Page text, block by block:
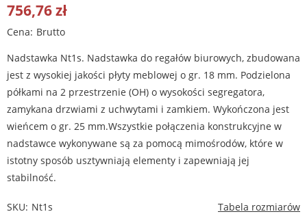
756,76 zł
Cena Brutto
Nadstawka Nt1s. Nadstawka do regałów biurowych, zbudowana
jest z wysokiej jakości płyty meblowej o gr. 18 mm. Podzielona
półkami na 2 przestrzenie (OH) o wysokości segregatora,
zamykana drzwiami z uchwytami i zamkiem. Wykończona jest
wieńcem o gr. 25 mm.Wszystkie połączenia konstrukcyjne w
nadstawce wykonywane są za pomocą mimośrodów, które w
istotny sposób usztywniają elementy i zapewniają jej
stabilność.
Tabela rozmiarów
SKU Nt1s